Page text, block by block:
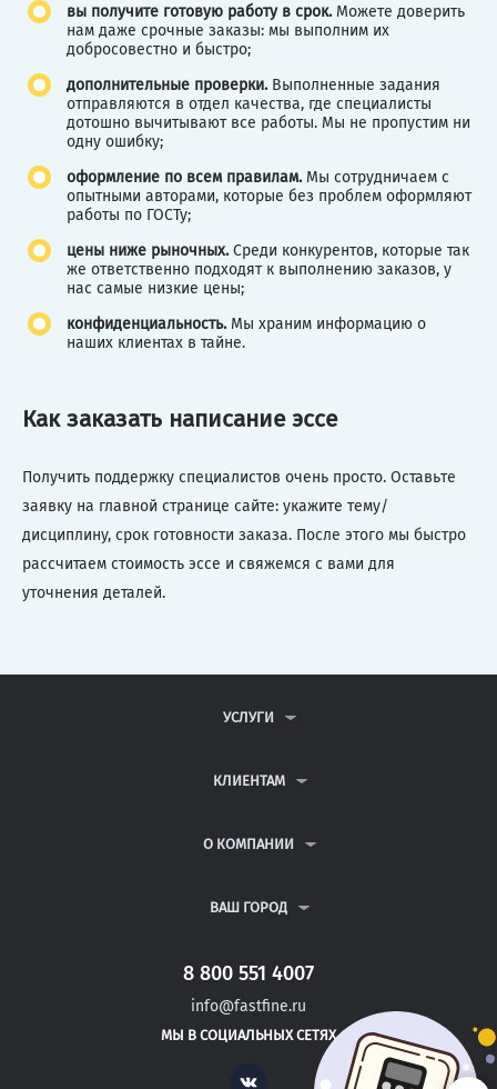
вы получите готовую работу в срок.Можете доверить
нам даже срочные заказы: мы выполним их
добросовестно и быстро;
дополнительные проверки.Выполненные задания
отправляются в отдел качества, где специалисты
дотошно вычитывают все работы. Мы не пропустим ни
одну ошибку;
оформление по всем правилам. Мы сотрудничаем с
опытными авторами, которые без проблем оформляют
работы по ГОСТу;
цены ниже рыночных.Среди конкурентов, которые так
же ответственно подходят к выполнению заказов, у
нас самые низкие цены;
конфиденциальность. Мы храним информацию о
наших клиентах в тайне.
Как заказать написание эссе
Получить поддержку специалистов очень просто. Оставьте
заявку на главной странице сайте: укажите тему/
дисциплину, срок готовности заказа. После этого мы быстро
рассчитаем стоимость эссе и свяжемся с вами для
уточнения деталей.
УСЛУГИ
ДИПЛОМНЫЕ РАБОТЫ
РЕФЕРАТЫ
КЛИЕНТАМ
ВОПРОСЫ И ОТВЕТЫ
ПОЛИТИКА КОНФИДЕНЦИАЛЬНОСТИ
О КОМПАНИИ
КОНТАКТЫ
ВАШ ГОРОД
САНКТ-ПЕТЕРБУРГ
ВОЛГОГРАД
ВОЛОГДА
8 800 551 4007
info@fastfine.ru
МЫ В СОЦИАЛЬНЫХ СЕТЯХ